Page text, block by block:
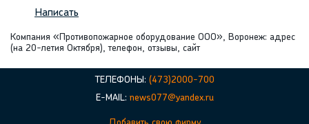
Написать
Компания «Противопожарное оборудование ООО», Воронеж: адрес
(на 20-летия Октября), телефон, отзывы, сайт
ТЕЛЕФОНЫ: (473)2000-700
E-MAIL: news077@yandex.ru